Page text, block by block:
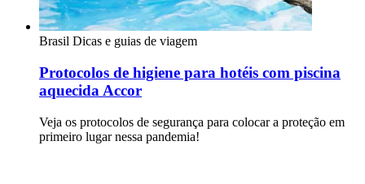
Brasil Dicas e guias de viagem
Protocolos de higiene para hotéis com piscina
aquecida Accor
Veja os protocolos de segurança para colocar a proteção em
primeiro lugar nessa pandemia!